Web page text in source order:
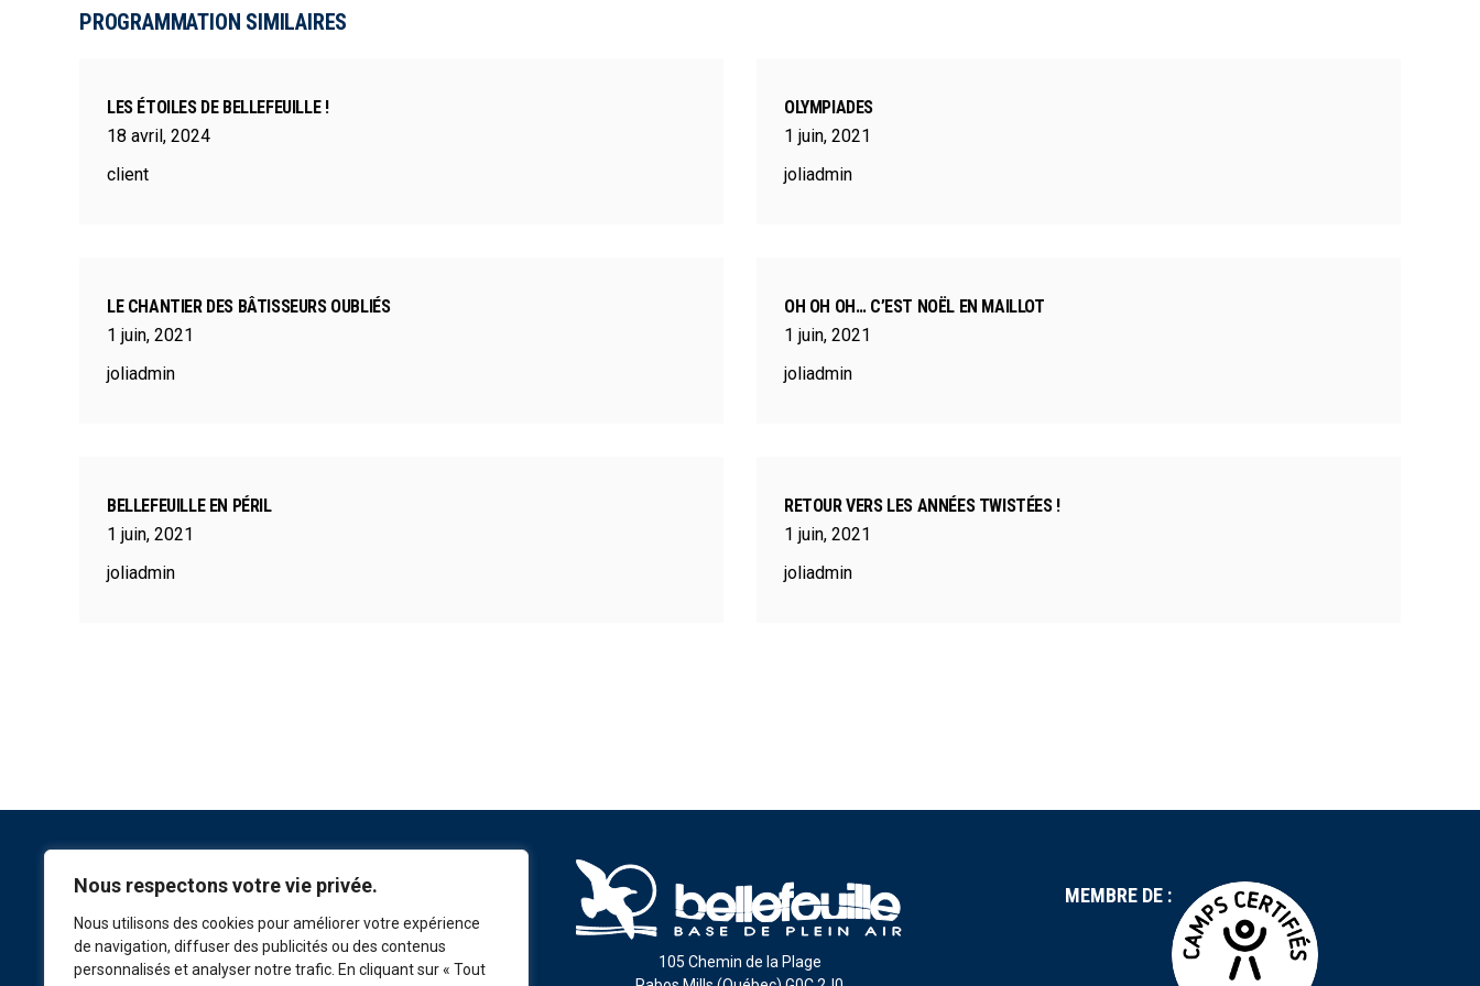
Nous respectons votre vie privée.
Nous utilisons des cookies pour améliorer votre expérience
de navigation, diffuser des publicités ou des contenus
personnalisés et analyser notre trafic. En cliquant sur « Tout
PROGRAMMATION SIMILAIRES
LES ÉTOILES DE BELLEFEUILLE !
18 avril, 2024
client
OLYMPIADES
1 juin, 2021
joliadmin
LE CHANTIER DES BÂTISSEURS OUBLIÉS
1 juin, 2021
joliadmin
OH OH OH… C’EST NOËL EN MAILLOT
1 juin, 2021
joliadmin
BELLEFEUILLE EN PÉRIL
1 juin, 2021
joliadmin
RETOUR VERS LES ANNÉES TWISTÉES !
1 juin, 2021
joliadmin
105 Chemin de la Plage
MEMBRE DE :